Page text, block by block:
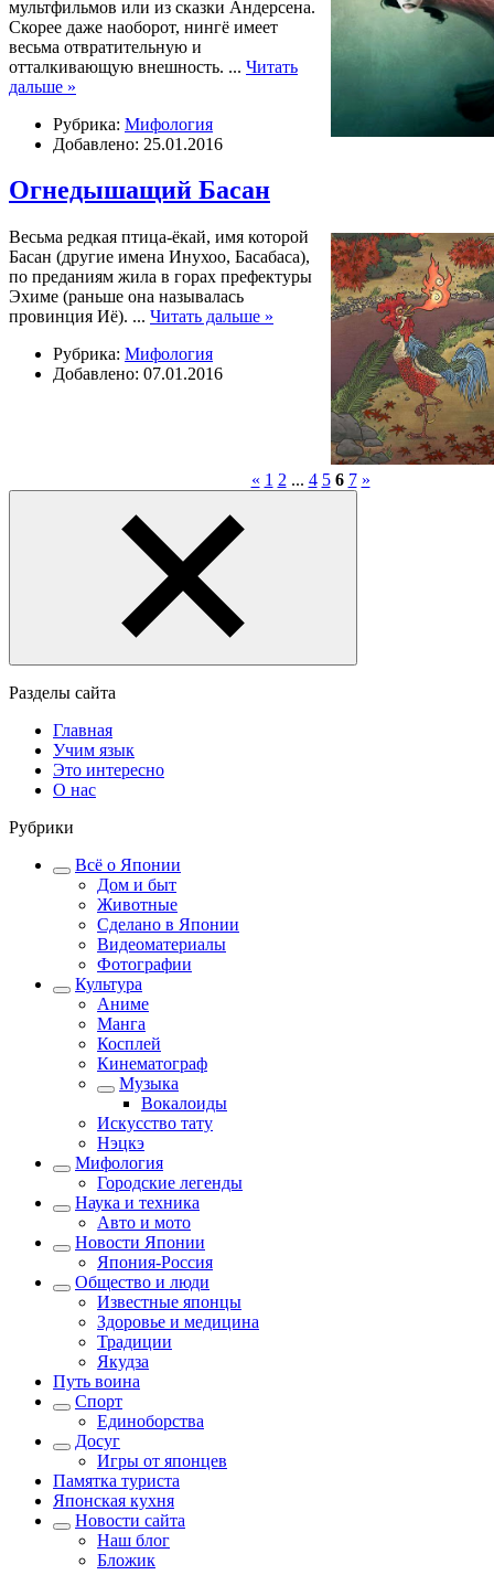
мультфильмов или из сказки Андерсена.
Скорее даже наоборот, нингё имеет
весьма отвратительную и
отталкивающую внешность. ... Читать
дальше »
Рубрика: Мифология
Добавлено: 25.01.2016
Огнедышащий Басан
Весьма редкая птица-ёкай, имя которой
Басан (другие имена Инухоо, Басабаса),
по преданиям жила в горах префектуры
Эхиме (раньше она называлась
провинция Иё). ... Читать дальше »
Рубрика: Мифология
Добавлено: 07.01.2016
« 1 2 ... 4 5 6 7 »
Разделы сайта
Главная
Учим язык
Это интересно
О нас
Рубрики
Всё о Японии
Дом и быт
Животные
Сделано в Японии
Видеоматериалы
Фотографии
Культура
Аниме
Манга
Косплей
Кинематограф
Музыка
Вокалоиды
Искусство тату
Нэцкэ
Мифология
Городские легенды
Наука и техника
Авто и мото
Новости Японии
Япония-Россия
Общество и люди
Известные японцы
Здоровье и медицина
Традиции
Якудза
Путь воина
Спорт
Единоборства
Досуг
Игры от японцев
Памятка туриста
Японская кухня
Новости сайта
Наш блог
Бложик